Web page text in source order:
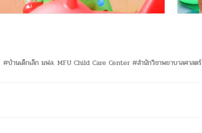
#บ้านเด็กเล็ก มฟล. MFU Child Care Center #สำนักวิชาพยาบาลศาสตร์